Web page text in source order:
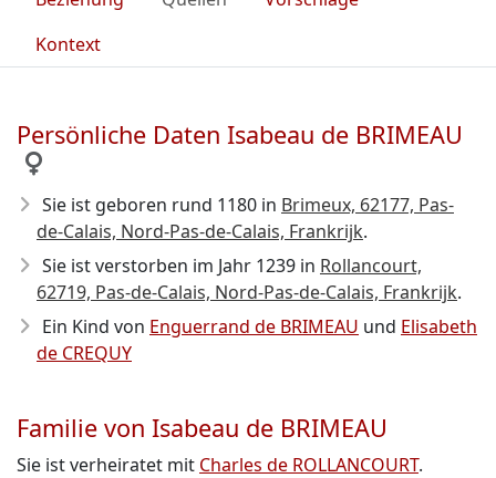
Kontext
Persönliche Daten Isabeau de BRIMEAU
Sie ist geboren rund 1180 in Brimeux, 62177, Pas-
de-Calais, Nord-Pas-de-Calais, Frankrijk.
Sie ist verstorben im Jahr 1239 in Rollancourt,
62719, Pas-de-Calais, Nord-Pas-de-Calais, Frankrijk.
Ein Kind von Enguerrand de BRIMEAU und Elisabeth
de CREQUY
Familie von Isabeau de BRIMEAU
Sie ist verheiratet mit Charles de ROLLANCOURT.